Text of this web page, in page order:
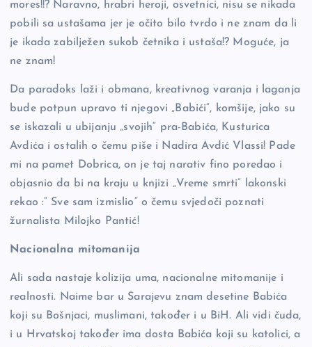
mores!!? Naravno, hrabri heroji, osvetnici, nisu se nikada
pobili sa ustašama jer je očito bilo tvrdo i ne znam da li
je ikada zabilježen sukob četnika i ustaša!? Moguće, ja
ne znam!
Da paradoks laži i obmana, kreativnog varanja i laganja
bude potpun upravo ti njegovi „Babići“, komšije, jako su
se iskazali u ubijanju „svojih“ pra-Babića, Kusturica
Avdića i ostalih o čemu piše i Nadira Avdić Vlassi! Pade
mi na pamet Dobrica, on je taj narativ fino poredao i
objasnio da bi na kraju u knjizi „Vreme smrti“ lakonski
rekao :“ Sve sam izmislio“ o čemu svjedoči poznati
žurnalista Milojko Pantić!
Nacionalna mitomanija
Ali sada nastaje kolizija uma, nacionalne mitomanije i
realnosti. Naime bar u Sarajevu znam desetine Babića
koji su Bošnjaci, muslimani, također i u BiH. Ali vidi čuda,
i u Hrvatskoj također ima dosta Babića koji su katolici, a